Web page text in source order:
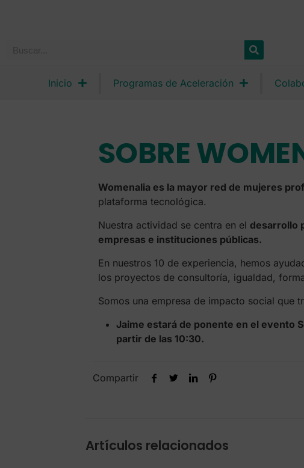
Inicio Programas de Aceleración
SOBRE
Womenalia es la mayor red de mujeres
plataforma tecnológica.
Nuestra actividad se centra en el desarrollo
empresas e instituciones públicas.
En nuestros 10 de experiencia, hemos
los proyectos de consultoría, igualdad,
Somos una empresa de impacto social que
Jaime estará de ponente en el evento
partir de las 10:30.
Compartir
Artículos relacionados